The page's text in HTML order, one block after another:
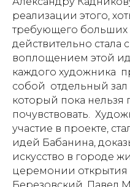
реализации этого,
требующего больших
действительно стала
воплощением этой
каждого художника
собой отдельный
который пока
почувствовать.
участие в проекте,
идей Бабанина,
искусство в городе
церемонии открытия